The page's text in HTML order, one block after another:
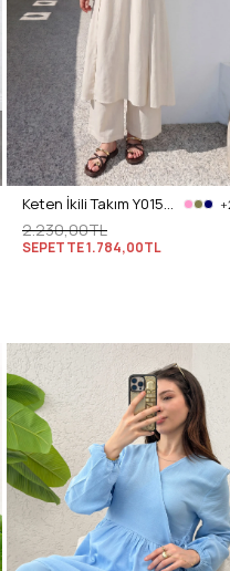
Keten İkili Takım Y0155 - EKRU
2.230,00TL
SEPETTE1.784,00TL